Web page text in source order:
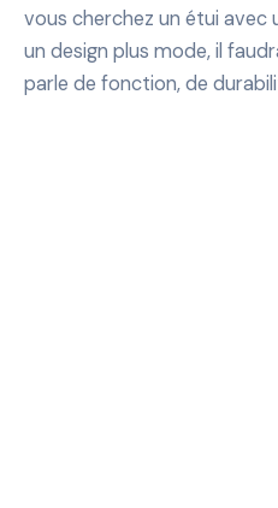
vous cherchez un étui
un design plus mode, il
parle de fonction, de